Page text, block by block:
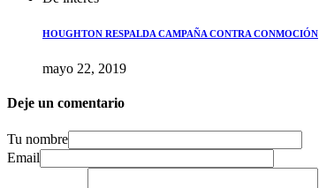
HOUGHTON RESPALDA CAMPAÑA CONTRA CONMOCIÓN
mayo 22, 2019
Deje un comentario
Tu nombre
Email